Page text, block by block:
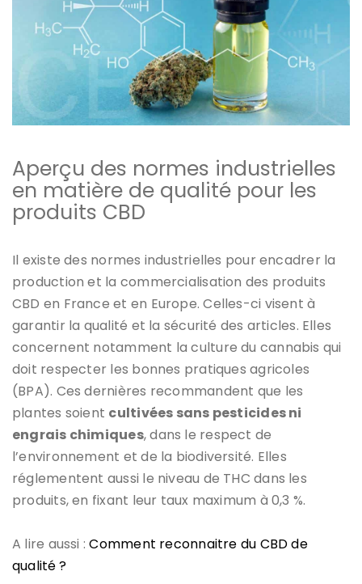
Aperçu des normes industrielles
en matière de qualité pour les
produits CBD
Il existe des normes industrielles pour encadrer la
production et la commercialisation des produits
CBD en France et en Europe. Celles-ci visent à
garantir la qualité et la sécurité des articles. Elles
concernent notamment la culture du cannabis qui
doit respecter les bonnes pratiques agricoles
(BPA). Ces dernières recommandent que les
plantes soient cultivées sans pesticides ni
engrais chimiques, dans le respect de
l’environnement et de la biodiversité. Elles
réglementent aussi le niveau de THC dans les
produits, en fixant leur taux maximum à 0,3 %.
A lire aussi :Comment reconnaitre du CBD de
qualité ?